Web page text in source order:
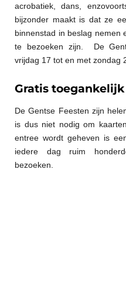
acrobatiek, dans,
bijzonder maakt is dat ze
binnenstad in beslag nemen
te bezoeken zijn. De
vrijdag 17 tot en met zondag
Gratis toegankelijk
De Gentse Feesten zijn
is dus niet nodig om
entree wordt geheven is
iedere dag ruim
bezoeken.